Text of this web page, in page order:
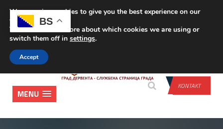
PRIJAVA
KONTAKT
MENU
BS
We are using cookies to give you the best experience on our
website.
You can find out more about which cookies we are using or
switch them off in settings.
Accept